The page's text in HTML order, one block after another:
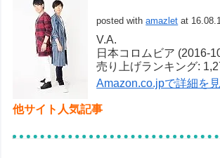
posted withamazlet at
V.A.
日本コロムビア (2016-
売り上げランキング:
Amazon.co.jpで詳細を
他サイト人気記事